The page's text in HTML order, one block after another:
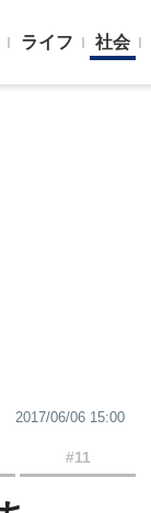
ライフ 社会
2017/06/06 15:00
#11